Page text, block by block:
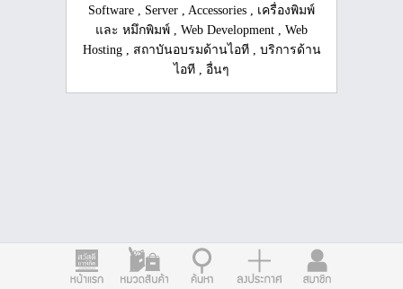
Software , Server , Accessories , เครื่องพิมพ์
และ หมึกพิมพ์ , Web Development , Web
Hosting, สถาบันอบรมด้านไอที, บริการด้าน
ไอที , อื่นๆ